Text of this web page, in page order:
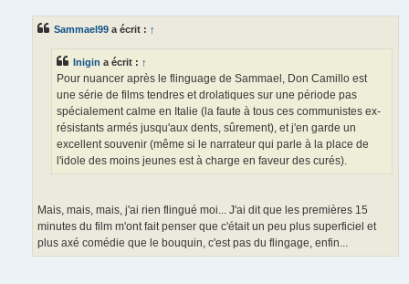
Sammael99 a écrit : ↑
Inigin a écrit : ↑
Pour nuancer après le flinguage de Sammael, Don Camillo est
une série de films tendres et drolatiques sur une période pas
spécialement calme en Italie (la faute à tous ces communistes ex-
résistants armés jusqu'aux dents, sûrement), et j'en garde un
excellent souvenir (même si le narrateur qui parle à la place de
l'idole des moins jeunes est à charge en faveur des curés).
Mais, mais, mais, j'ai rien flingué moi... J'ai dit que les premières 15
minutes du film m'ont fait penser que c'était un peu plus superficiel et
plus axé comédie que le bouquin, c'est pas du flingage, enfin...